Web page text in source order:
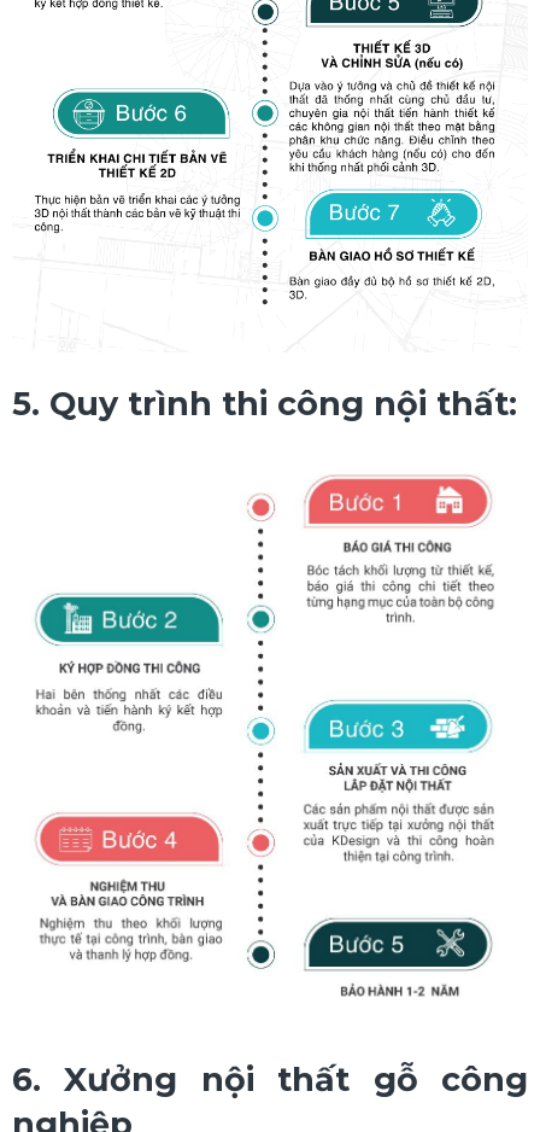
5. Quy trình thi công nội thất:
6. Xưởng nội thất gỗ công